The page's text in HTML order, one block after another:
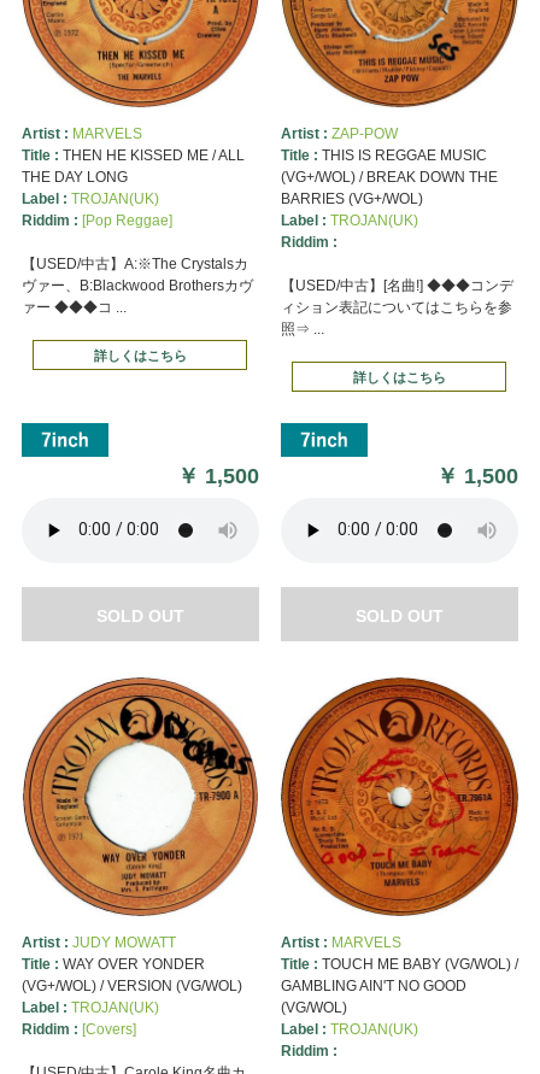
Artist : MARVELS
Title : THEN HE KISSED ME / ALL
THE DAY LONG
Label : TROJAN(UK)
Riddim : [Pop Reggae]
【USED/中古】A:※The Crystalsカ
ヴァー、B:Blackwood Brothersカヴ
ァー ◆◆◆コ ...
詳しくはこちら
￥ 1,500
SOLD OUT
Artist : ZAP-POW
Title : THIS IS REGGAE MUSIC
(VG+/WOL) / BREAK DOWN THE
BARRIES (VG+/WOL)
Label : TROJAN(UK)
Riddim :
【USED/中古】[名曲!] ◆◆◆コンデ
ィション表記についてはこちらを参
照⇒ ...
詳しくはこちら
￥ 1,500
SOLD OUT
Artist : JUDY MOWATT
Title : WAY OVER YONDER
(VG+/WOL) / VERSION (VG/WOL)
Label : TROJAN(UK)
Riddim : [Covers]
Artist : MARVELS
Title : TOUCH ME BABY (VG/WOL) /
GAMBLING AIN'T NO GOOD
(VG/WOL)
Label : TROJAN(UK)
Riddim :